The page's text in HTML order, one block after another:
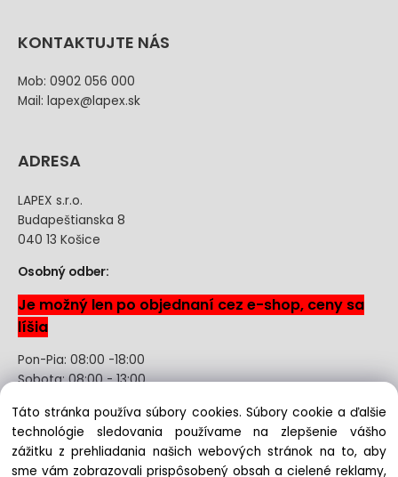
KONTAKTUJTE NÁS
Mob: 0902 056 000
Mail: lapex@lapex.sk
ADRESA
LAPEX s.r.o.
Budapeštianska 8
040 13 Košice
Osobný odber:
Je možný len po objednaní cez e-shop, ceny sa
líšia
Pon-Pia: 08:00 -18:00
Sobota: 08:00 - 13:00
Odstúpenie od kúpnej zmluvy uzavretej na diaľku bez
registrácie
Táto stránka používa súbory cookies. Súbory cookie a ďalšie
technológie sledovania používame na zlepšenie vášho
zážitku z prehliadania našich webových stránok na to, aby
sme vám zobrazovali prispôsobený obsah a cielené reklamy,